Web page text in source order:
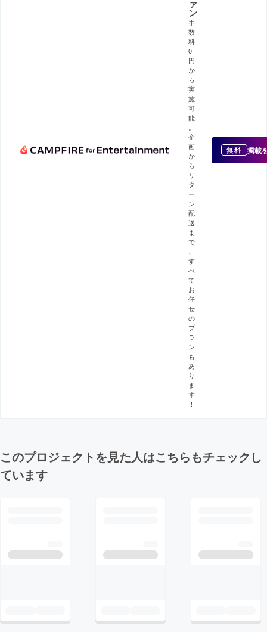
ァ
ン
手
数
料
0
円
か
ら
実
施
可
能
企
画
か
ら
リ
タ
ー
ン
配
送
ま
で
す
べ
て
お
任
せ
の
プ
ラ
ン
も
あ
り
ま
す
！
無料 掲載
このプロジェクトを見た人はこちらもチェックし
ています